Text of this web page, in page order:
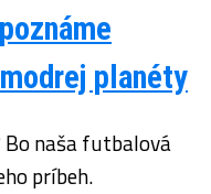
planéty
naša futbalová
príbeh.